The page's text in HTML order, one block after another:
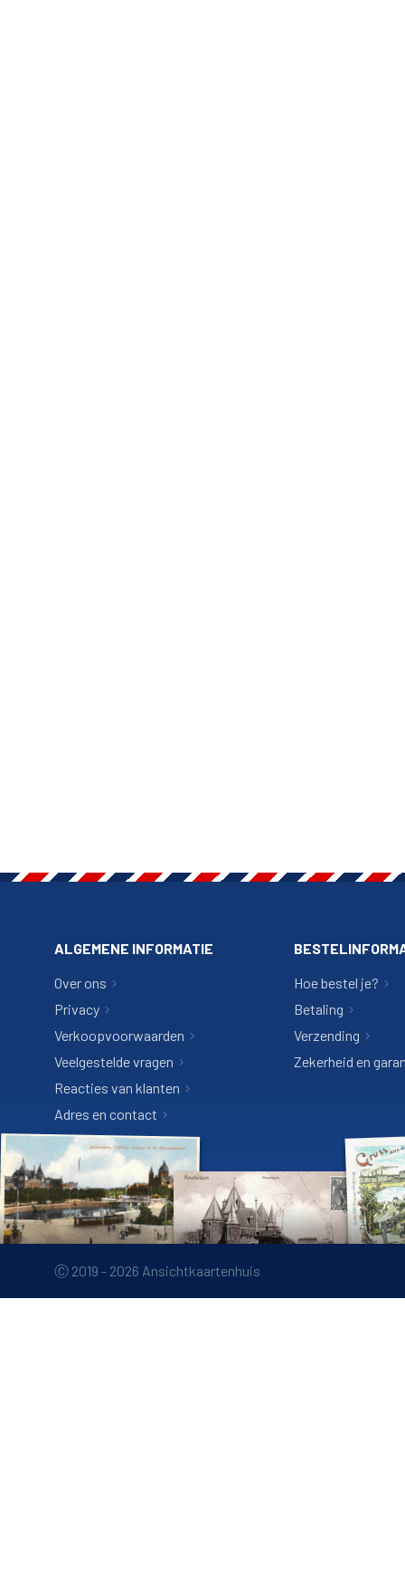
ALGEMENE INFORMATIE
Over ons
Privacy
Verkoopvoorwaarden
Veelgestelde vragen
Reacties van klanten
Adres en contact
Hoe bestel je?
Betaling
Verzending
Zekerheid en
Ⓒ 2019 - 2026 Ansichtkaartenhuis